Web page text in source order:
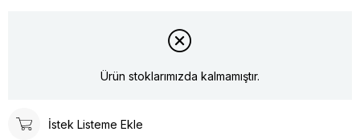
Ürün stoklarımızda kalmamıştır.
İstek Listeme Ekle